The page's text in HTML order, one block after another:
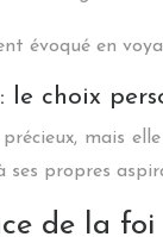
évoqué en
choix
mais
ses propres
de la